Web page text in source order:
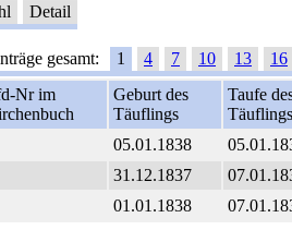
Detail
gesamt: 1 4 7 10 13
16
Nr im
Geburt des
Täuflings
Taufe
Täuflings
05.01.1838
31.12.1837
01.01.1838